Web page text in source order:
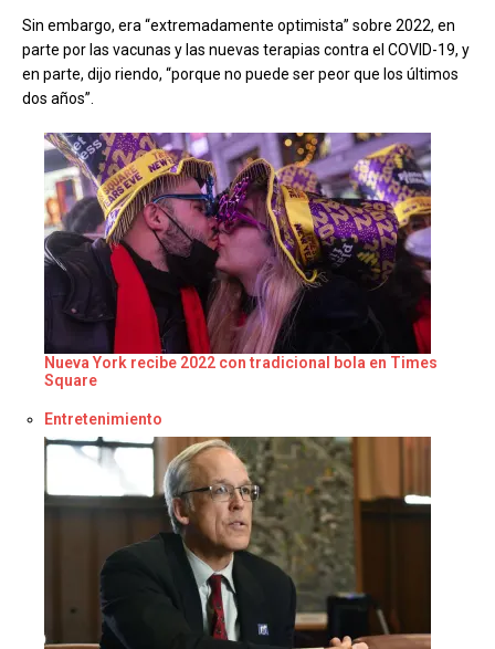
Sin embargo, era “extremadamente optimista” sobre 2022, en
parte por las vacunas y las nuevas terapias contra el COVID-19, y
en parte, dijo riendo, “porque no puede ser peor que los últimos
dos años”.
Nueva York recibe 2022 con tradicional bola en Times
Square
Respecto a
Entretenimiento